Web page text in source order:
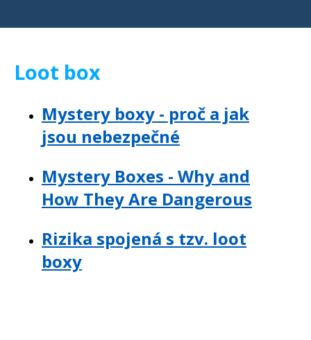
Loot box
Mystery boxy - proč a jak
jsou nebezpečné
Mystery Boxes - Why and
How They Are Dangerous
Rizika spojená s tzv. loot
boxy